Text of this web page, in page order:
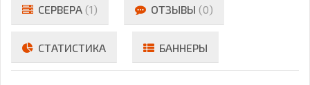
СЕРВЕРА (1) ОТЗЫВЫ (0)
СТАТИСТИКА БАННЕРЫ